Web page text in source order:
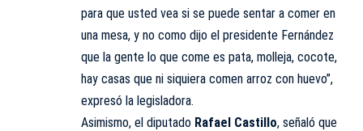
para que usted vea si se puede sentar a comer en
una mesa, y no como dijo el presidente Fernández
que la gente lo que come es pata, molleja, cocote,
hay casas que ni siquiera comen arroz con huevo”,
expresó la legisladora.
Asimismo, el diputado Rafael Castillo, señaló que